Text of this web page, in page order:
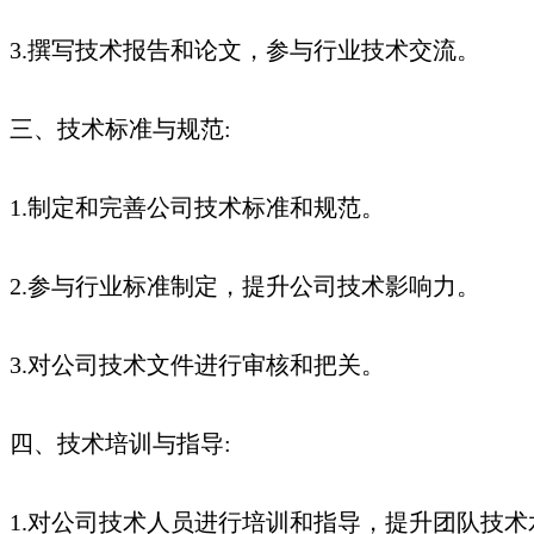
3.撰写技术报告和论文，参与行业技术交流。
三、技术标准与规范:
1.制定和完善公司技术标准和规范。
2.参与行业标准制定，提升公司技术影响力。
3.对公司技术文件进行审核和把关。
四、技术培训与指导:
1.对公司技术人员进行培训和指导，提升团队技